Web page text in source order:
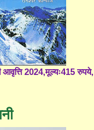
2024,मूल्यः415 रुपये,